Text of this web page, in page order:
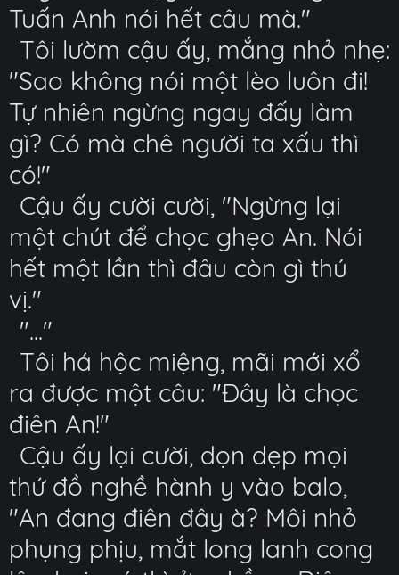
Tuấn Anh nói hết câu mà."
Tôi lườm cậu ấy, mắng nhỏ nhẹ:
"Sao không nói một lèo luôn đi!
Tự nhiên ngừng ngay đấy làm
gì? Có mà chê người ta xấu thì
có!"
Cậu ấy cười cười, "Ngừng lại
một chút để chọc ghẹo An. Nói
hết một lần thì đâu còn gì thú
vị."
"..."
Tôi há hộc miệng, mãi mới xổ
ra được một câu: "Đây là chọc
điên An!"
Cậu ấy lại cười, dọn dẹp mọi
thứ đồ nghề hành y vào balo,
"An đang điên đây à? Môi nhỏ
phụng phịu, mắt long lanh cong